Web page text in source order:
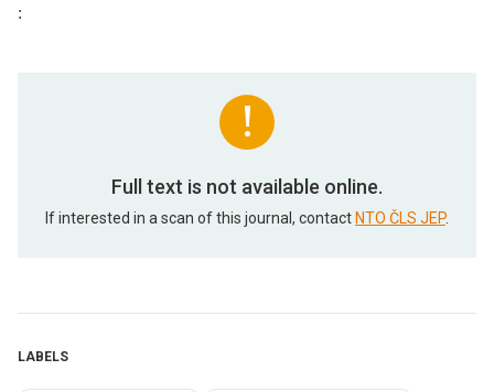
:
Full text is not available online.
If interested in a scan of this journal, contact NTO ČLS JEP.
LABELS